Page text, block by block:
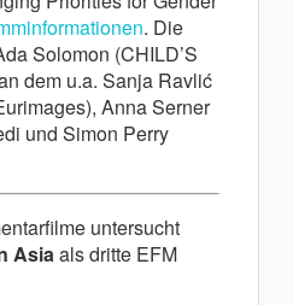
. Die
Solomon (CHILD’S
dem u.a. Sanja Ravlić
Anna Serner
und Simon Perry
untersucht
Asiaals dritte EFM